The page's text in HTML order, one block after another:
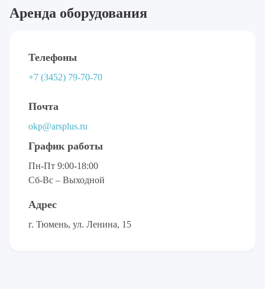
Аренда оборудования
Телефоны
+7 (3452) 79-70-70
Почта
okp@arsplus.ru
График работы
Пн-Пт 9:00-18:00
Сб-Вс – Выходной
Адрес
г. Тюмень, ул. Ленина, 15